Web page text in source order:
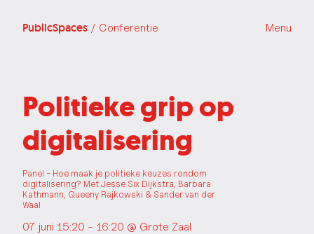
PublicSpaces / Conferentie Menu
Politieke grip op
digitalisering
Panel - Hoe maak je politieke keuzes rondom
digitalisering? Met Jesse Six Dijkstra, Barbara
Kathmann, Queeny Rajkowski & Sander van der
Waal
07 juni 15:20 - 16:20 @ Grote Zaal